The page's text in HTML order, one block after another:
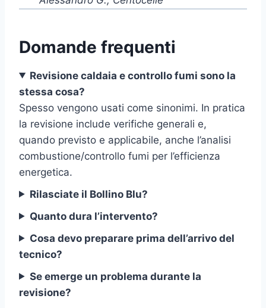
Domande frequenti
Revisione caldaia e controllo fumi sono la
stessa cosa?
Spesso vengono usati come sinonimi. In pratica
la revisione include verifiche generali e,
quando previsto e applicabile, anche l’analisi
combustione/controllo fumi per l’efficienza
energetica.
Rilasciate il Bollino Blu?
Quanto dura l’intervento?
Cosa devo preparare prima dell’arrivo del
tecnico?
Se emerge un problema durante la
revisione?